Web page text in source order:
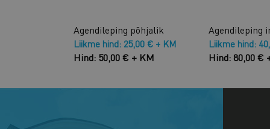
Agendileping põhjalik
Liikme hind: 25,00 € + KM
Hind: 50,00 € + KM
Agendileping
Liikme hind:
Hind: 80,00 €